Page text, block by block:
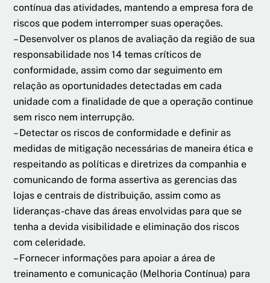
contínua das atividades, mantendo a empresa fora de
riscos que podem interromper suas operações.
– Desenvolver os planos de avaliação da região de sua
responsabilidade nos 14 temas críticos de
conformidade, assim como dar seguimento em
relação as oportunidades detectadas em cada
unidade com a finalidade de que a operação continue
sem risco nem interrupção.
– Detectar os riscos de conformidade e definir as
medidas de mitigação necessárias de maneira ética e
respeitando as políticas e diretrizes da companhia e
comunicando de forma assertiva as gerencias das
lojas e centrais de distribuição, assim como as
lideranças-chave das áreas envolvidas para que se
tenha a devida visibilidade e eliminação dos riscos
com celeridade.
– Fornecer informações para apoiar a área de
treinamento e comunicação (Melhoria Contínua) para